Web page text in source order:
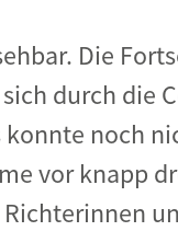
Die
durch die
noch
vor knapp